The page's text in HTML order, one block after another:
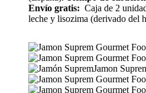
Envío gratis: Caja de 2
leche y lisozima (derivado del